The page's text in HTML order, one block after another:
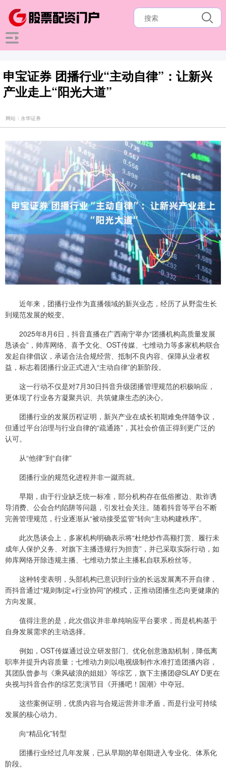
申宝证券 团播行业“主动自律”：让新兴
产业走上“阳光大道”
网站：永华证券
近年来，团播行业作为直播领域的新兴业态，经历了从野蛮生长
到规范发展的蜕变。
2025年8月6日，抖音直播在广西南宁举办“团播机构高质量发展
恳谈会”，帅库网络、喜予文化、OST传媒、七维动力等多家机构联合
发起自律倡议，承诺合法合规经营、抵制不良内容、保障从业者权
益，标志着团播行业正式进入“主动自律”的新阶段。
这一行动不仅是对7月30日抖音升级团播管理规范的积极响应，
更体现了行业各方凝聚共识、共筑健康生态的决心。
团播行业的发展历程证明，新兴产业在成长初期难免伴随争议，
但通过平台治理与行业自律的“疏通路”，其社会价值正得到更广泛的
认可。
从“他律”到“自律”
团播行业的规范化进程并非一蹴而就。
早期，由于行业缺乏统一标准，部分机构存在低俗擦边、欺诈诱
导消费、公会合约陷阱等问题，引发社会关注。随着抖音等平台不断
完善管理规范，行业逐渐从“被动接受监管”转向“主动构建秩序”。
此次恳谈会上，多家机构明确表示将“杜绝炒作高额打赏、履行未
成年人保护义务、对旗下主播违规行为担责”，并已采取实际行动，如
帅库网络开除违规主播、七维动力禁止主播私自联系粉丝等。
这种转变表明，头部机构已意识到行业的长远发展离不开自律，
而抖音通过“规则制定+行业协同”的模式，正推动团播生态向更健康的
方向发展。
值得注意的是，此次倡议并非单纯响应平台要求，而是机构基于
自身发展需求的主动选择。
例如，OST传媒通过设立研发部门、优化创意激励机制，降低离
职率并提升内容质量；七维动力则以电视级制作水准打造团播内容，
其团队曾参与《乘风破浪的姐姐》等综艺，旗下主播团@SLAY D更在
央视与抖音合作的综艺竞演节目《开播吧！国潮》中夺冠。
这些案例证明，优质内容与合规运营并非矛盾，而是行业可持续
发展的核心动力。
向“精品化”转型
团播行业经过几年发展，已从早期的草创期进入专业化、体系化
阶段。